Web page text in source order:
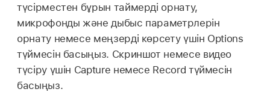
түсірместен бұрын таймерді орнату,
микрофонды және дыбыс параметрлерін
орнату немесе меңзерді көрсету үшін Options
түймесін басыңыз. Скриншот немесе видео
түсіру үшін Capture немесе Record түймесін
басыңыз.